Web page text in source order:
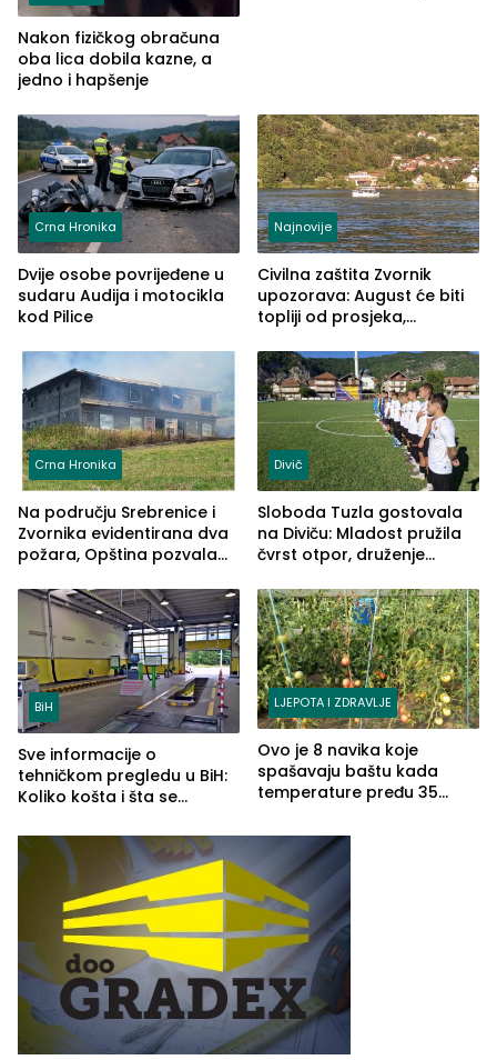
Nakon fizičkog obračuna
oba lica dobila kazne, a
jedno i hapšenje
Crna Hronika
Dvije osobe povrijeđene u
sudaru Audija i motocikla
kod Pilice
Najnovije
Civilna zaštita Zvornik
upozorava: August će biti
topliji od prosjeka,
nestašice vode
Crna Hronika
Na području Srebrenice i
Zvornika evidentirana dva
požara, Opština pozvala
Divič
Sloboda Tuzla gostovala
na Diviču: Mladost pružila
čvrst otpor, druženje
jezera
BiH
Sve informacije o
tehničkom pregledu u BiH:
Koliko košta i šta se
LJEPOTA I ZDRAVLJE
Ovo je 8 navika koje
spašavaju baštu kada
temperature pređu 35